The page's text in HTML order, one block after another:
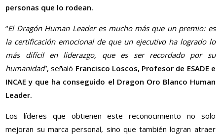
personas que lo rodean.
“El Dragón Human Leader es mucho más que un premio: es
la certificación emocional de que un ejecutivo ha logrado lo
más difícil en liderazgo, que es ser recordado por su
humanidad”, señaló Francisco Loscos, Profesor de ESADE e
INCAE y que ha conseguido el Dragon Oro Blanco Human
Leader.
Los líderes que obtienen este reconocimiento no solo
mejoran su marca personal, sino que también logran atraer